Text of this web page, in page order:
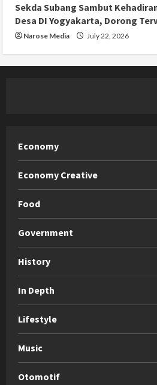
Sekda Subang Sambut
Desa DI Yogyakarta, Dorong
Narose Media July 22, 2026
Economy
Economy Creative
Food
Government
History
In Depth
Lifestyle
Music
Otomotif